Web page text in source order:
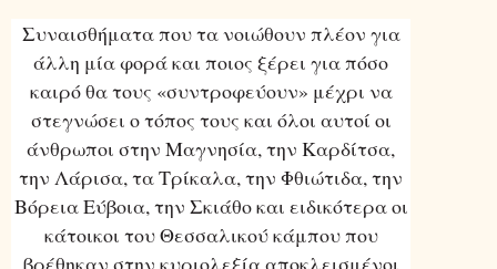
Συναισθήματα που τα νοιώθουν πλέον για
άλλη μία φορά και ποιος ξέρει για πόσο
καιρό θα τους «συντροφεύουν» μέχρι να
στεγνώσει ο τόπος τους και όλοι αυτοί οι
άνθρωποι στην Μαγνησία, την Καρδίτσα,
την Λάρισα, τα Τρίκαλα, την Φθιώτιδα, την
Βόρεια Εύβοια, την Σκιάθο και ειδικότερα οι
κάτοικοι του Θεσσαλικού κάμπου που
βρέθηκαν στην κυριολεξία αποκλεισμένοι